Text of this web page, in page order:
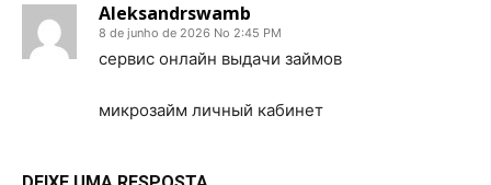
Aleksandrswamb
8 de junho de 2026 No 2:45 PM
сервис онлайн выдачи займов
микрозайм личный кабинет